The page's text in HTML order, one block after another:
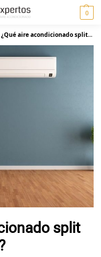
0
¿Qué aire acondicionado split me recomiendan?
split